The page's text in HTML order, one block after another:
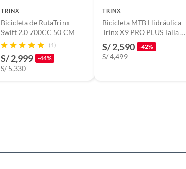
TRINX
Bicicleta de RutaTrinx
Swift 2.0 700CC 50 CM
(1)
S/ 2,999 -44%
S/ 5,330
TRINX
Bicicleta MTB Hidráulica
Trinx X9 PRO PLUS Talla M
- 17
S/ 2,590 -42%
S/ 4,499